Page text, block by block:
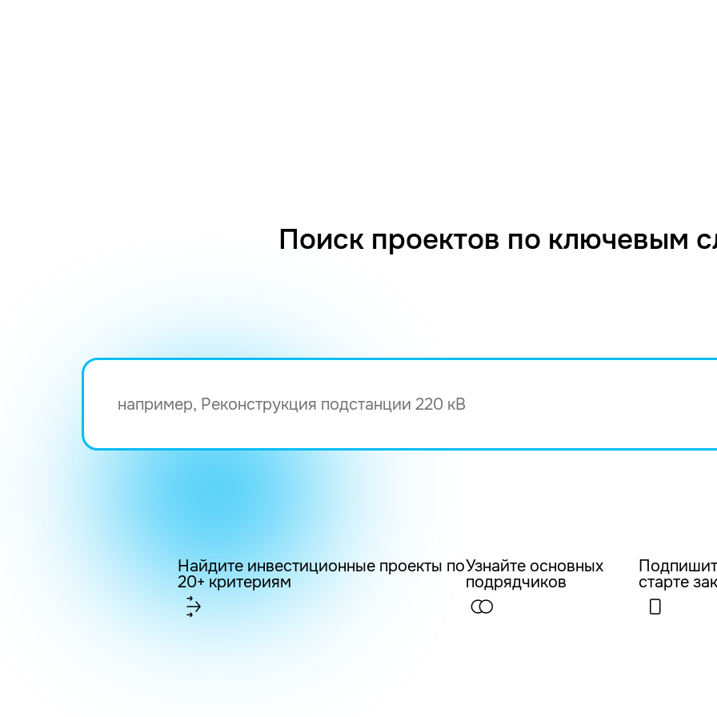
Поиск проектов по ключевым
Найдите инвестиционные проекты по
20+ критериям
Узнайте основных
подрядчиков
старте